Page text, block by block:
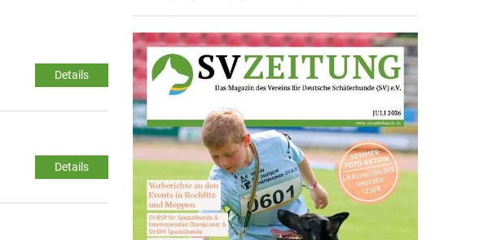
Details
Details